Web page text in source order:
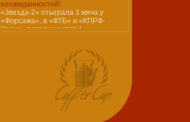
неожиданностей!
«Звезда-2» отыграла 3 мяча у
«Форсажа», а «ФТБ» и «КПРФ-
Урицк» сумели удивить!